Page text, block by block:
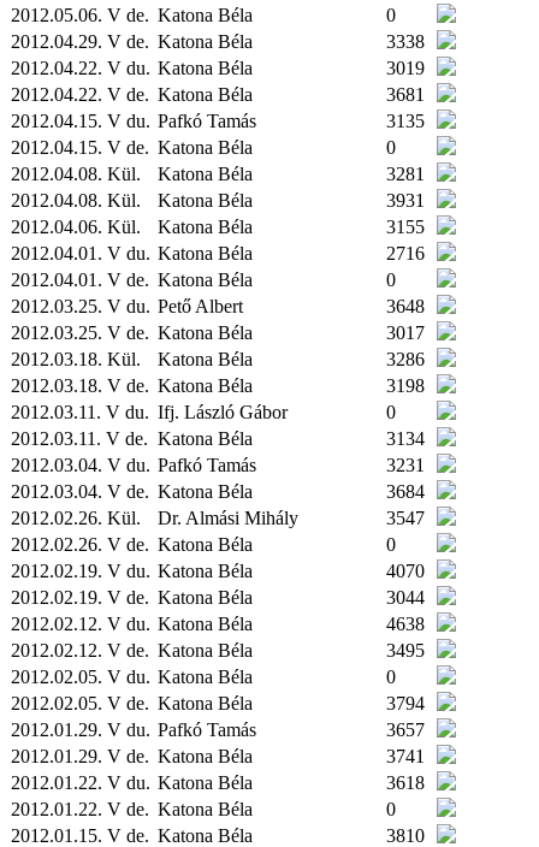
2012.05.06. V de. Katona Béla
0
2012.04.29. V de. Katona Béla
3338
2012.04.22. V du. Katona Béla
3019
2012.04.22. V de. Katona Béla
3681
2012.04.15. V du. Pafkó Tamás
3135
2012.04.15. V de. Katona Béla
0
2012.04.08. Kül. Katona Béla
3281
2012.04.08. Kül. Katona Béla
3931
2012.04.06. Kül. Katona Béla
3155
2012.04.01. V du. Katona Béla
2716
2012.04.01. V de. Katona Béla
0
2012.03.25. V du. Pető Albert
3648
2012.03.25. V de. Katona Béla
3017
2012.03.18. Kül. Katona Béla
3286
2012.03.18. V de. Katona Béla
3198
2012.03.11. V du. Ifj. László Gábor
0
2012.03.11. V de. Katona Béla
3134
2012.03.04. V du. Pafkó Tamás
3231
2012.03.04. V de. Katona Béla
3684
2012.02.26. Kül. Dr. Almási Mihály
3547
2012.02.26. V de. Katona Béla
0
2012.02.19. V du. Katona Béla
4070
2012.02.19. V de. Katona Béla
3044
2012.02.12. V du. Katona Béla
4638
2012.02.12. V de. Katona Béla
3495
2012.02.05. V du. Katona Béla
0
2012.02.05. V de. Katona Béla
3794
2012.01.29. V du. Pafkó Tamás
3657
2012.01.29. V de. Katona Béla
3741
2012.01.22. V du. Katona Béla
3618
2012.01.22. V de. Katona Béla
0
2012.01.15. V de. Katona Béla 3810